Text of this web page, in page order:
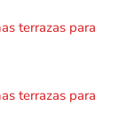
terrazas para
terrazas para